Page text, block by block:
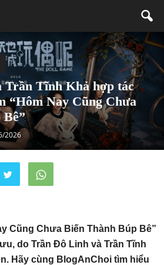
Tĩnh Khả hợp tác
“Hôm Nay Cũng Chưa
2026
Cũng Chưa Biến Thành Búp Bê”
do Trần Đô Linh và Trần Tĩnh
Hãy cùng BlogAnChoi tìm hiểu